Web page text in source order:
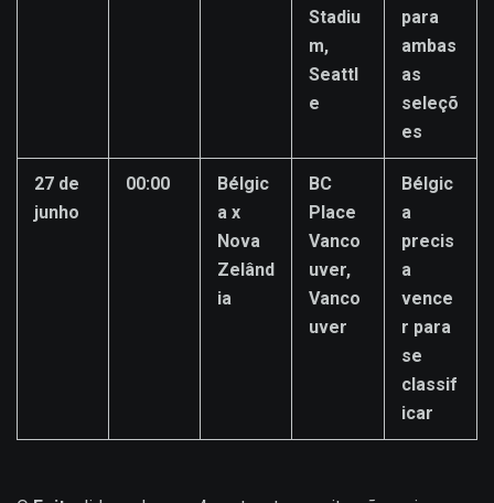
Stadiu
m,
Seattl
e
para
ambas
as
seleçõ
es
27 de
junho
00:00
Bélgic
a x
Nova
Zelând
ia
BC
Place
Vanco
uver,
Vanco
uver
Bélgic
a
precis
a
vence
r para
se
classif
icar